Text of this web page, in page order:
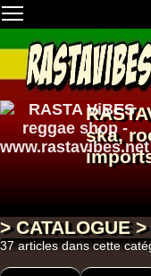
ska,
> CATALOGUE
37 articles dans cette